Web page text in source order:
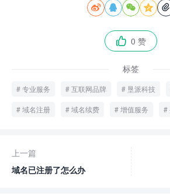
    
 0 赞
标签
专业服务 互联网品牌 垦派科技
域名注册 域名续费 增值服务
上一篇
域名已注册了怎么办